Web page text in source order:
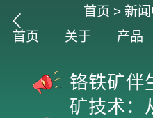
首页 > 新
首页
关于 产品
铬铁矿伴
矿技术：